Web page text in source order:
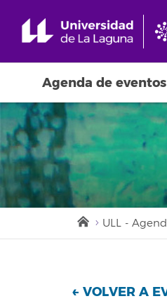
Agenda de eventos
ULL -
← VOLVER A